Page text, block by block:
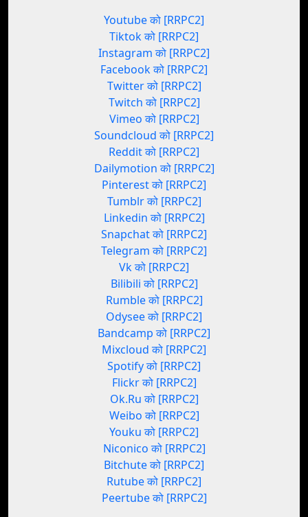
Youtube को [RRPC2]
Tiktok को [RRPC2]
Instagram को [RRPC2]
Facebook को [RRPC2]
Twitter को [RRPC2]
Twitch को [RRPC2]
Vimeo को [RRPC2]
Soundcloud को [RRPC2]
Reddit को [RRPC2]
Dailymotion को [RRPC2]
Pinterest को [RRPC2]
Tumblr को [RRPC2]
Linkedin को [RRPC2]
Snapchat को [RRPC2]
Telegram को [RRPC2]
Vk को [RRPC2]
Bilibili को [RRPC2]
Rumble को [RRPC2]
Odysee को [RRPC2]
Bandcamp को [RRPC2]
Mixcloud को [RRPC2]
Spotify को [RRPC2]
Flickr को [RRPC2]
Ok.Ru को [RRPC2]
Weibo को [RRPC2]
Youku को [RRPC2]
Niconico को [RRPC2]
Bitchute को [RRPC2]
Rutube को [RRPC2]
Peertube को [RRPC2]